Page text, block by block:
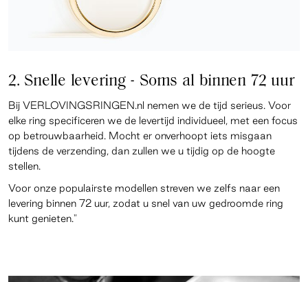
2. Snelle levering - Soms al binnen 72 uur
Bij VERLOVINGSRINGEN.nl nemen we de tijd serieus. Voor
elke ring specificeren we de levertijd individueel, met een focus
op betrouwbaarheid. Mocht er onverhoopt iets misgaan
tijdens de verzending, dan zullen we u tijdig op de hoogte
stellen.
Voor onze populairste modellen streven we zelfs naar een
levering binnen 72 uur, zodat u snel van uw gedroomde ring
kunt genieten."